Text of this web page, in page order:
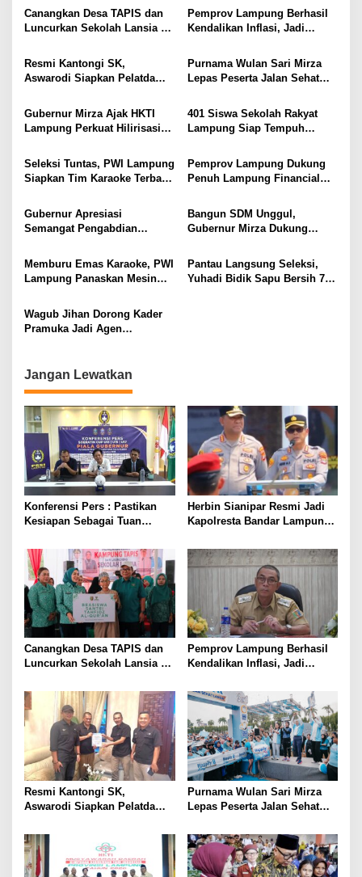
p
o
s
Tiga Venue Pelaksanaan
Soeratin Cup Piala Gubernur
Prioritas
Canangkan Desa TAPIS dan
Luncurkan Sekolah Lansia di
TP PKK Lampung Dorong
Pembangunan SDM Dimulai
Pemprov Lampung Berhasil
Kendalikan Inflasi, Jadi
Terendah di Sumatera
Resmi Kantongi SK,
Aswarodi Siapkan Pelatda
Menuju Porwanas 2027
Purnama Wulan Sari Mirza
Lepas Peserta Jalan Sehat
Lansia Sehat dan Bahagia
Gubernur Mirza Ajak HKTI
Lampung Perkuat Hilirisasi
Kesejahteraan Petani
401 Siswa Sekolah Rakyat
Lampung Siap Tempuh
Dorong Lahirnya Generasi
Emas
Seleksi Tuntas, PWI Lampung
Siapkan Tim Karaoke Terbaik
Pemprov Lampung Dukung
Penuh Lampung Financial
Keuangan Generasi Muda
Gubernur Apresiasi
Semangat Pengabdian
Menjaga Stabilitas Lampung
Bangun SDM Unggul,
Gubernur Mirza Dukung
bagi Generasi Muda
Lampung
Memburu Emas Karaoke, PWI
Lampung Panaskan Mesin
Pantau Langsung Seleksi,
Yuhadi Bidik Sapu Bersih 7
Wagub Jihan Dorong Kader
Pramuka Jadi Agen
Jangan Lewatkan
Konferensi Pers : Pastikan
Kesiapan Sebagai Tuan
Tiga Venue Pelaksanaan
Soeratin Cup Piala Gubernur
Lampung
Herbin Sianipar Resmi Jadi
Kapolresta Bandar Lampung,
Prioritas
Canangkan Desa TAPIS dan
Luncurkan Sekolah Lansia di
TP PKK Lampung Dorong
Pembangunan SDM Dimulai
dari Desa
Pemprov Lampung Berhasil
Kendalikan Inflasi, Jadi
Terendah di Sumatera
Resmi Kantongi SK,
Aswarodi Siapkan Pelatda
Menuju Porwanas 2027
Purnama Wulan Sari Mirza
Lepas Peserta Jalan Sehat
Lansia Sehat dan Bahagia